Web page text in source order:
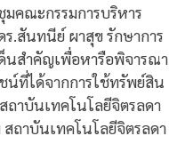
คณะกรรมการบริหาร
.สันทนีย์ ผาสุข รักษาการ
นสำคัญเพื่อหารือพิจารณา
น์ที่ได้จากการใช้ทรัพย์สิน
าบันเทคโนโลยีจิตรลดา
ถาบันเทคโนโลยีจิตรลดา